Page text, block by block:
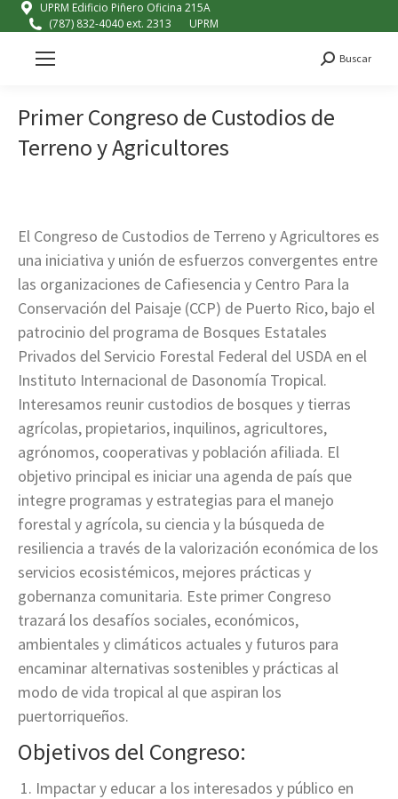
UPRM Edificio Piñero Oficina 215A
(787) 832-4040 ext. 2313
UPRM
Search:
Buscar
Primer Congreso de Custodios de
Terreno y Agricultores
El Congreso de Custodios de Terreno y Agricultores es
una iniciativa y unión de esfuerzos convergentes entre
las organizaciones de Cafiesencia y Centro Para la
Conservación del Paisaje (CCP) de Puerto Rico, bajo el
patrocinio del programa de Bosques Estatales
Privados del Servicio Forestal Federal del USDA en el
Instituto Internacional de Dasonomía Tropical.
Interesamos reunir custodios de bosques y tierras
agrícolas, propietarios, inquilinos, agricultores,
agrónomos, cooperativas y población afiliada. El
objetivo principal es iniciar una agenda de país que
integre programas y estrategias para el manejo
forestal y agrícola, su ciencia y la búsqueda de
resiliencia a través de la valorización económica de los
servicios ecosistémicos, mejores prácticas y
gobernanza comunitaria. Este primer Congreso
trazará los desafíos sociales, económicos,
ambientales y climáticos actuales y futuros para
encaminar alternativas sostenibles y prácticas al
modo de vida tropical al que aspiran los
puertorriqueños.
Objetivos del Congreso:
Impactar y educar a los interesados y público en